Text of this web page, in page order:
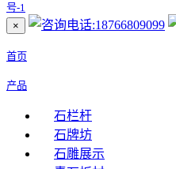
号-1
×
首页
产品
石栏杆
石牌坊
石雕展示